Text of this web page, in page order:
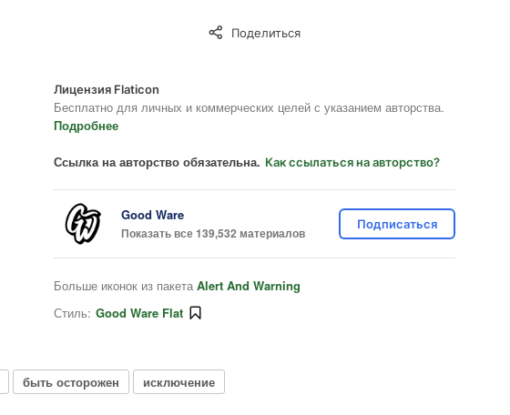
Поделиться
Лицензия Flaticon
Бесплатно для личных и коммерческих целей с указанием авторства.
Подробнее
Ссылка на авторство обязательна. Как ссылаться на авторство?
Good Ware
Показать все 139,532 материалов
Подписаться
Больше иконок из пакета Alert And Warning
Стиль: Good Ware Flat
быть осторожен исключение